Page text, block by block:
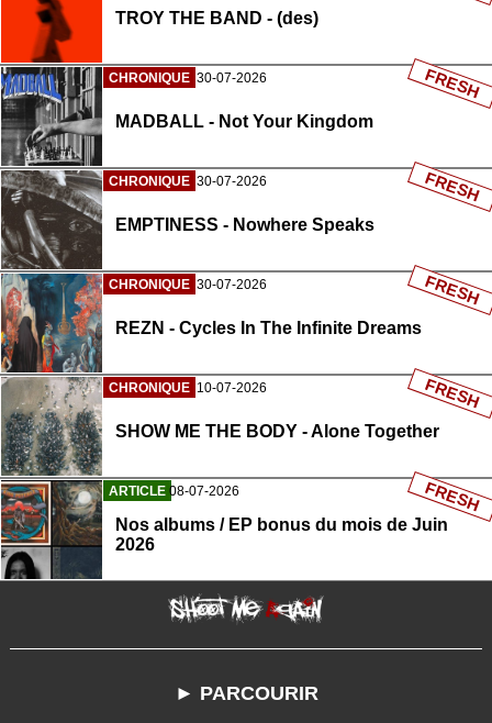
TROY THE BAND - (des)
CHRONIQUE 30-07-2026
MADBALL - Not Your Kingdom
FRESH
CHRONIQUE 30-07-2026
EMPTINESS - Nowhere Speaks
FRESH
CHRONIQUE 30-07-2026
REZN - Cycles In The Infinite Dreams
FRESH
CHRONIQUE 10-07-2026
SHOW ME THE BODY - Alone Together
FRESH
ARTICLE 08-07-2026
Nos albums / EP bonus du mois de Juin
2026
FRESH
► PARCOURIR